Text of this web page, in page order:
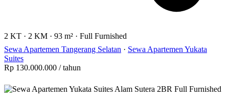
2 KT · 2 KM · 93 m² · Full Furnished
Sewa Apartemen Tangerang Selatan · Sewa Apartemen Yukata
Suites
Rp 130.000.000 / tahun